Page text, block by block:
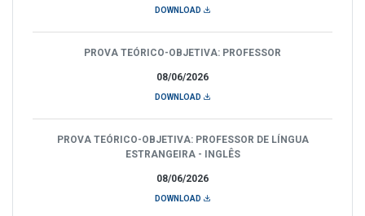
DOWNLOAD
08/06/2026
PROVA TEÓRICO-OBJETIVA: PROFESSOR
DOWNLOAD
08/06/2026
PROVA TEÓRICO-OBJETIVA: PROFESSOR DE LÍNGUA
ESTRANGEIRA - INGLÊS
DOWNLOAD